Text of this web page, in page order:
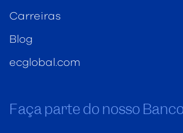
Carreiras
Blog
ecglobal.com
Faça parte do nosso